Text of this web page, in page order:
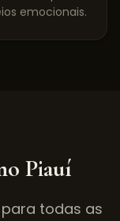
emocionais.
Piauí
todas as